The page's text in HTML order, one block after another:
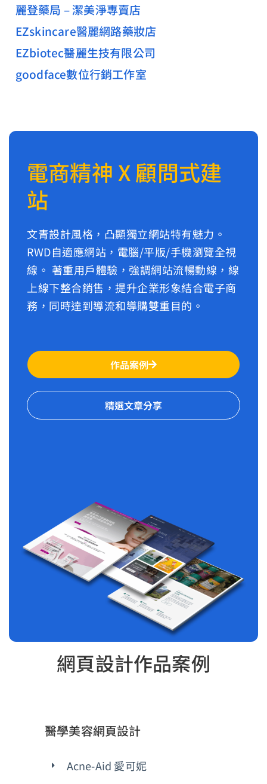
麗登藥局 – 潔美淨專賣店
EZskincare醫麗網路藥妝店
EZbiotec醫麗生技有限公司
goodface數位行銷工作室
電商精神 X 顧問式建
站
文青設計風格，凸顯獨立網站特有魅力。
RWD自適應網站，電腦/平版/手機瀏覽全視
線。 著重用戶體驗，強調網站流暢動線，線
上線下整合銷售，提升企業形象結合電子商
務，同時達到導流和導購雙重目的。
作品案例
精選文章分享
網頁設計作品案例
醫學美容網頁設計
Acne-Aid 愛可妮